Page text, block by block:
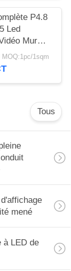
P4.8
Led
Mur
LED
LED
MOQ:1pc/1sqm
Tous
mené
à LED de